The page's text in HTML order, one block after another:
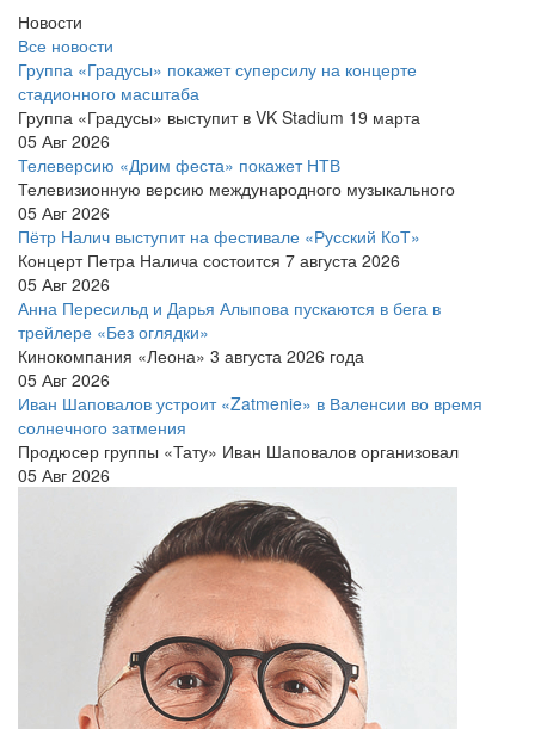
Новости
Все новости
Группа «Градусы» покажет суперсилу на концерте
стадионного масштаба
Группа «Градусы» выступит в VK Stadium 19 марта
05 Авг 2026
Телеверсию «Дрим феста» покажет НТВ
Телевизионную версию международного музыкального
05 Авг 2026
Пётр Налич выступит на фестивале «Русский КоТ»
Концерт Петра Налича состоится 7 августа 2026
05 Авг 2026
Анна Пересильд и Дарья Алыпова пускаются в бега в
трейлере «Без оглядки»
Кинокомпания «Леона» 3 августа 2026 года
05 Авг 2026
Иван Шаповалов устроит «Zatmenie» в Валенсии во время
солнечного затмения
Продюсер группы «Тату» Иван Шаповалов организовал
05 Авг 2026